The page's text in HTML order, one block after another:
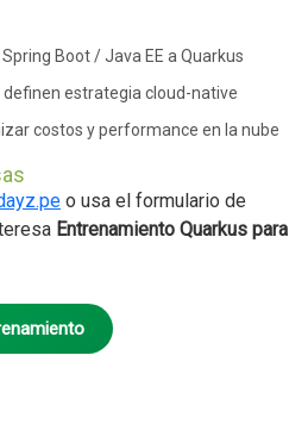
Boot / Java EE a Quarkus
estrategia cloud-native
costos y performance en la nube
o usa el formulario de
Entrenamiento Quarkus para